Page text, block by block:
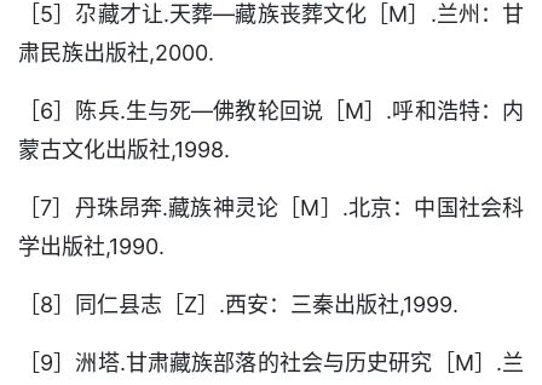
［5］尕藏才让.天葬—藏族丧葬文化［M］.兰州：甘
肃民族出版社,2000.
［6］陈兵.生与死—佛教轮回说［M］.呼和浩特：内
蒙古文化出版社,1998.
［7］丹珠昂奔.藏族神灵论［M］.北京：中国社会科
学出版社,1990.
［8］同仁县志［Z］.西安：三秦出版社,1999.
［9］洲塔.甘肃藏族部落的社会与历史研究［M］.兰